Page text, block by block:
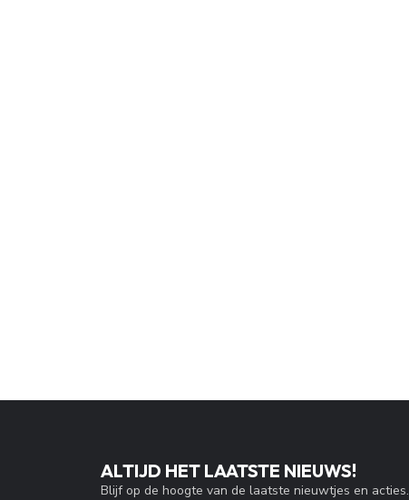
ALTIJD HET LAATSTE NIEUWS!
Blijf op de hoogte van de laatste nieuwtjes en acties.